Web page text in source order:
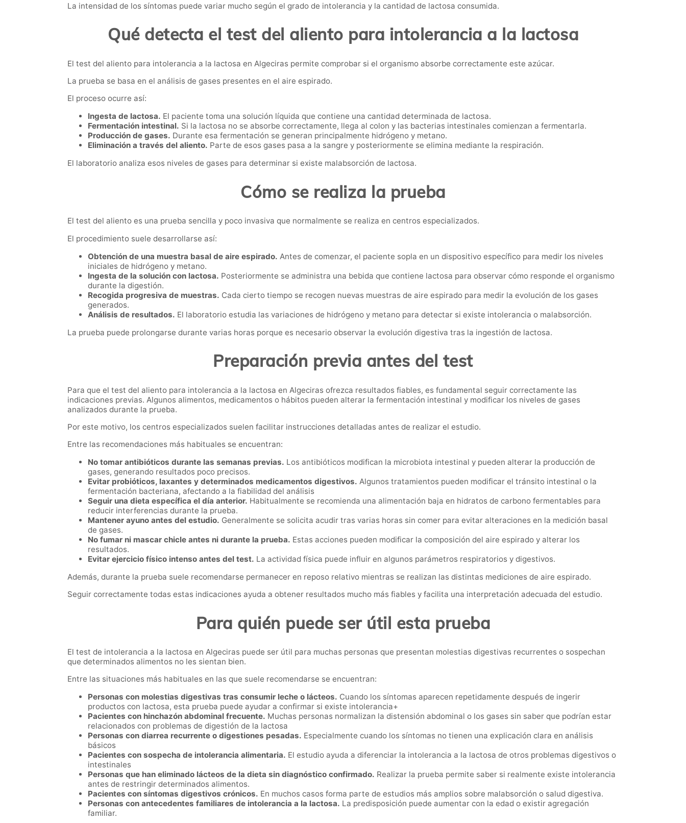
La intensidad de los síntomas puede variar mucho según el grado de intolerancia y la cantidad de lactosa consumida.
Qué detecta el test del aliento para intolerancia a la lactosa
El test del aliento para intolerancia a la lactosa en Algeciras permite comprobar si el organismo absorbe correctamente este azúcar.
La prueba se basa en el análisis de gases presentes en el aire espirado.
El proceso ocurre así:
Ingesta de lactosa. El paciente toma una solución líquida que contiene una cantidad determinada de lactosa.
Fermentación intestinal. Si la lactosa no se absorbe correctamente, llega al colon y las bacterias intestinales comienzan a fermentarla.
Producción de gases. Durante esa fermentación se generan principalmente hidrógeno y metano.
Eliminación a través del aliento. Parte de esos gases pasa a la sangre y posteriormente se elimina mediante la respiración.
El laboratorio analiza esos niveles de gases para determinar si existe malabsorción de lactosa.
Cómo se realiza la prueba
El test del aliento es una prueba sencilla y poco invasiva que normalmente se realiza en centros especializados.
El procedimiento suele desarrollarse así:
Obtención de una muestra basal de aire espirado. Antes de comenzar, el paciente sopla en un dispositivo específico para medir los niveles
iniciales de hidrógeno y metano.
Ingesta de la solución con lactosa. Posteriormente se administra una bebida que contiene lactosa para observar cómo responde el organismo
durante la digestión.
Recogida progresiva de muestras. Cada cierto tiempo se recogen nuevas muestras de aire espirado para medir la evolución de los gases
generados.
Análisis de resultados. El laboratorio estudia las variaciones de hidrógeno y metano para detectar si existe intolerancia o malabsorción.
La prueba puede prolongarse durante varias horas porque es necesario observar la evolución digestiva tras la ingestión de lactosa.
Preparación previa antes del test
Para que el test del aliento para intolerancia a la lactosa en Algeciras ofrezca resultados fiables, es fundamental seguir correctamente las
indicaciones previas. Algunos alimentos, medicamentos o hábitos pueden alterar la fermentación intestinal y modificar los niveles de gases
analizados durante la prueba.
Por este motivo, los centros especializados suelen facilitar instrucciones detalladas antes de realizar el estudio.
Entre las recomendaciones más habituales se encuentran:
No tomar antibióticos durante las semanas previas. Los antibióticos modifican la microbiota intestinal y pueden alterar la producción de
gases, generando resultados poco precisos.
Evitar probióticos, laxantes y determinados medicamentos digestivos. Algunos tratamientos pueden modificar el tránsito intestinal o la
fermentación bacteriana, afectando a la fiabilidad del análisis
Seguir una dieta específica el día anterior. Habitualmente se recomienda una alimentación baja en hidratos de carbono fermentables para
reducir interferencias durante la prueba.
Mantener ayuno antes del estudio. Generalmente se solicita acudir tras varias horas sin comer para evitar alteraciones en la medición basal
de gases.
No fumar ni mascar chicle antes ni durante la prueba. Estas acciones pueden modificar la composición del aire espirado y alterar los
resultados.
Evitar ejercicio físico intenso antes del test. La actividad física puede influir en algunos parámetros respiratorios y digestivos.
Además, durante la prueba suele recomendarse permanecer en reposo relativo mientras se realizan las distintas mediciones de aire espirado.
Seguir correctamente todas estas indicaciones ayuda a obtener resultados mucho más fiables y facilita una interpretación adecuada del estudio.
Para quién puede ser útil esta prueba
El test de intolerancia a la lactosa en Algeciras puede ser útil para muchas personas que presentan molestias digestivas recurrentes o sospechan
que determinados alimentos no les sientan bien.
Entre las situaciones más habituales en las que suele recomendarse se encuentran:
Personas con molestias digestivas tras consumir leche o lácteos. Cuando los síntomas aparecen repetidamente después de ingerir
productos con lactosa, esta prueba puede ayudar a confirmar si existe intolerancia+
Pacientes con hinchazón abdominal frecuente. Muchas personas normalizan la distensión abdominal o los gases sin saber que podrían estar
relacionados con problemas de digestión de la lactosa
Personas con diarrea recurrente o digestiones pesadas. Especialmente cuando los síntomas no tienen una explicación clara en análisis
básicos
Pacientes con sospecha de intolerancia alimentaria. El estudio ayuda a diferenciar la intolerancia a la lactosa de otros problemas digestivos o
intestinales
Personas que han eliminado lácteos de la dieta sin diagnóstico confirmado. Realizar la prueba permite saber si realmente existe intolerancia
antes de restringir determinados alimentos.
Pacientes con síntomas digestivos crónicos. En muchos casos forma parte de estudios más amplios sobre malabsorción o salud digestiva.
Personas con antecedentes familiares de intolerancia a la lactosa. La predisposición puede aumentar con la edad o existir agregación
familiar.